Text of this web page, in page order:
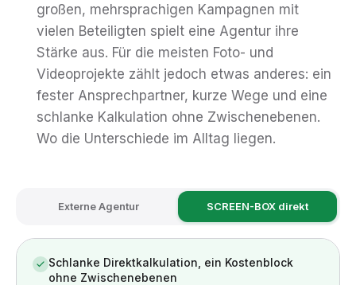
großen, mehrsprachigen Kampagnen mit
vielen Beteiligten spielt eine Agentur ihre
Stärke aus. Für die meisten Foto- und
Videoprojekte zählt jedoch etwas anderes: ein
fester Ansprechpartner, kurze Wege und eine
schlanke Kalkulation ohne Zwischenebenen.
Wo die Unterschiede im Alltag liegen.
Externe Agentur SCREEN-BOX direkt
Schlanke Direktkalkulation, ein Kostenblock
ohne Zwischenebenen